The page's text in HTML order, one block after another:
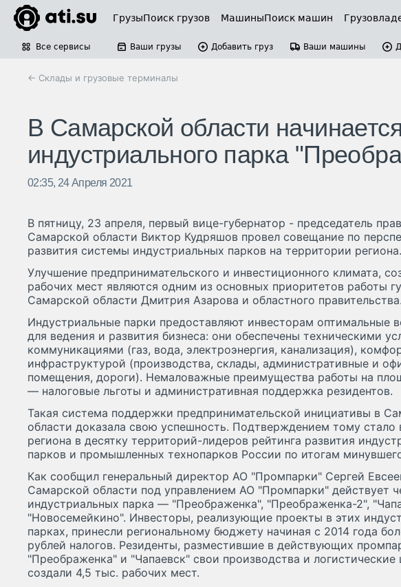
ГрузыПоиск грузов МашиныПоиск машин
Все сервисы Ваши грузы Добавить груз Ваши машины
← Склады и грузовые терминалы
В Самарской области
индустриального парка
02:35, 24 Апреля 2021
В пятницу, 23 апреля, первый вице-губернатор - председатель
Самарской области Виктор Кудряшов провел совещание по
развития системы индустриальных парков на территории региона.
Улучшение предпринимательского и инвестиционного климата,
рабочих мест являются одним из основных приоритетов работы
Самарской области Дмитрия Азарова и областного правительства.
Индустриальные парки предоставляют инвесторам оптимальные
для ведения и развития бизнеса: они обеспечены техническими
коммуникациями (газ, вода, электроэнергия, канализация),
инфраструктурой (производства, склады, административные и
помещения, дороги). Немаловажные преимущества работы на
— налоговые льготы и административная поддержка резидентов.
Такая система поддержки предпринимательской инициативы в
области доказала свою успешность. Подтверждением тому стало
региона в десятку территорий-лидеров рейтинга развития
парков и промышленных технопарков России по итогам
Как сообщил генеральный директор АО "Промпарки" Сергей
Самарской области под управлением АО "Промпарки" действует
индустриальных парка — "Преображенка", "Преображенка-2",
"Новосемейкино". Инвесторы, реализующие проекты в этих
парках, принесли региональному бюджету начиная с 2014 года
рублей налогов. Резиденты, разместившие в действующих
"Преображенка" и "Чапаевск" свои производства и логистические
создали 4,5 тыс. рабочих мест.